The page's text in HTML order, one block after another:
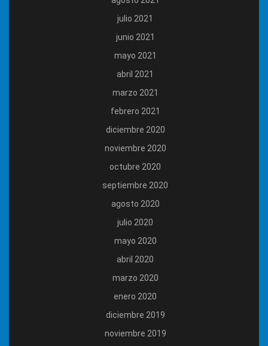
julio 2021
junio 2021
mayo 2021
abril 2021
marzo 2021
febrero 2021
diciembre 2020
noviembre 2020
octubre 2020
septiembre 2020
agosto 2020
julio 2020
mayo 2020
abril 2020
marzo 2020
enero 2020
diciembre 2019
noviembre 2019